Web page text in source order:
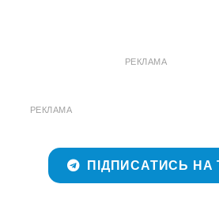
РЕКЛАМА
РЕКЛАМА
ПІДПИСАТИСЬ НА